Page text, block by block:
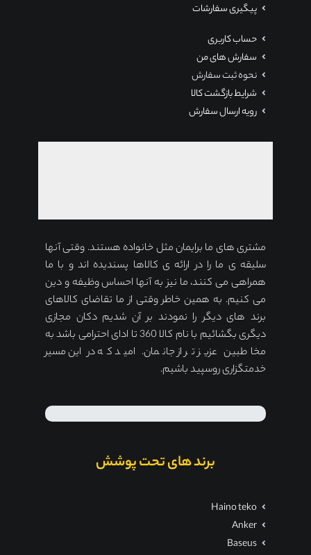
پیگیری سفارشات
حساب کاربری
سفارش های من
نحوه ثبت سفارش
شرایط بازگشت کالا
رویه ارسال سفارش
مشتری های ما برایمان مثل خانواده هستند. وقتی آنها
سلیقه ی ما را در ارائه ی کالاها پسندیده اند و با ما
همراهی می کنند، ما نیز به آنها احساس وظیفه و دین
می کنیم. به همین خاطر وقتی از ما تقاضای کالاهای
برند های دیگر را نمودند بر آن شدیم دکان مجازی
دیگری بگشائیم با نام کالا 360 تا ادای احترامی باشد به
مخاطبین عزیز تر از جانمان. امید که در این مسیر
خدمتگزاری روسپید باشیم.
برند های تحت پوشش
Haino teko
Anker
Baseus